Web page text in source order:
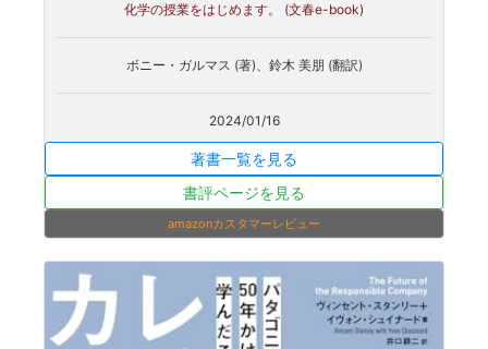
化学の授業をはじめます。 (文春e-book)
ボニー・ガルマス (著)、鈴木 美朋 (翻訳)
2024/01/16
著書一覧を見る
書評ページを見る
amazonカスタマーレビュー